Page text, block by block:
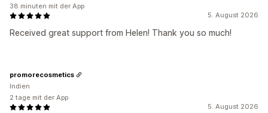
5. August 2026
Received great support from Helen! Thank you so much!
38 minuten mit der App
5. August 2026
promorecosmetics
Indien
2 tage mit der App